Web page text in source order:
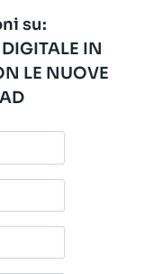
su:
IN
LE NUOVE